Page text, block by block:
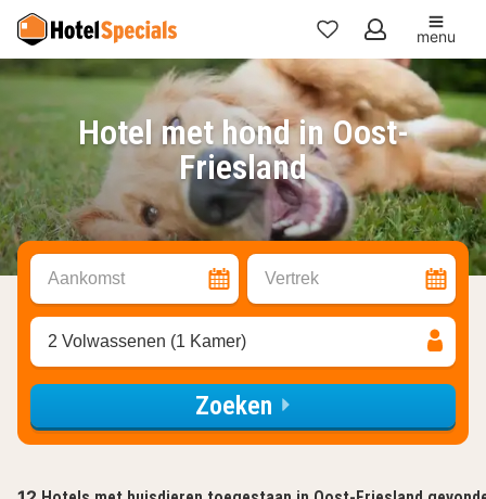
Mijn
favorieten
menu
Hotel met hond in Oost-
Friesland
Aankomst Vertrek
2 Volwassenen (1 Kamer)
Zoeken